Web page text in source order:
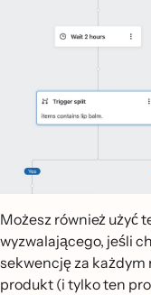
Możesz również użyć
wyzwalającego, jeśli
sekwencję za każdym
produkt (i tylko ten